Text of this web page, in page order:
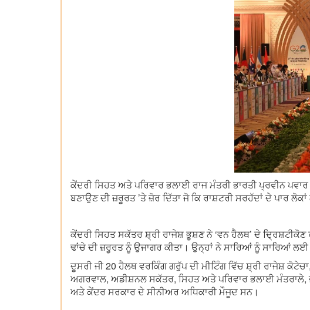
ਕੇਂਦਰੀ ਸਿਹਤ ਅਤੇ ਪਰਿਵਾਰ ਭਲਾਈ ਰਾਜ ਮੰਤਰੀ ਭਾਰਤੀ ਪ੍ਰਵੀਨ
ਬਣਾਉਣ ਦੀ ਜ਼ਰੂਰਤ ’ਤੇ ਜ਼ੋਰ ਦਿੱਤਾ ਜੋ ਕਿ ਰਾਸ਼ਟਰੀ ਸਰਹੱਦਾਂ ਦੇ ਪਾਰ
ਕੇਂਦਰੀ ਸਿਹਤ ਸਕੱਤਰ ਸ਼੍ਰੀ ਰਾਜੇਸ਼ ਭੂਸ਼ਣ ਨੇ ‘ਵਨ ਹੈਲਥ’ ਦੇ
ਢਾਂਚੇ ਦੀ ਜ਼ਰੂਰਤ ਨੂੰ ਉਜਾਗਰ ਕੀਤਾ। ਉਨ੍ਹਾਂ ਨੇ ਸਾਰਿਆਂ ਨੂੰ ਸਾਰਿਆਂ
ਦੂਸਰੀ ਜੀ 20 ਹੈਲਥ ਵਰਕਿੰਗ ਗਰੁੱਪ ਦੀ ਮੀਟਿੰਗ ਵਿੱਚ ਸ਼੍ਰੀ ਰਾਜੇਸ਼
ਅਗਰਵਾਲ, ਅਡੀਸ਼ਨਲ ਸਕੱਤਰ, ਸਿਹਤ ਅਤੇ ਪਰਿਵਾਰ ਭਲਾਈ ਮੰਤਰਾਲੇ,
ਅਤੇ ਕੇਂਦਰ ਸਰਕਾਰ ਦੇ ਸੀਨੀਅਰ ਅਧਿਕਾਰੀ ਮੌਜੂਦ ਸਨ।